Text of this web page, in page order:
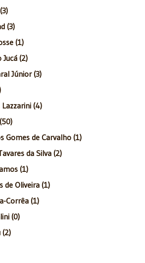
(3)
(1)
(2)
Júnior (3)
(4)
Gomes de Carvalho (1)
da Silva (2)
(1)
de Oliveira (1)
Corrêa (1)
(0)
(2)